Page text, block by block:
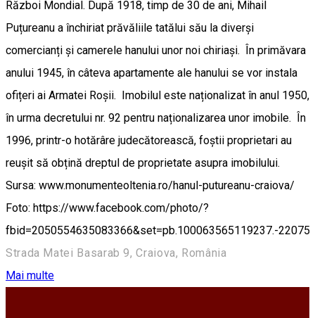
Război Mondial. După 1918, timp de 30 de ani, Mihail
Puțureanu a închiriat prăvăliile tatălui său la diverși
comercianți și camerele hanului unor noi chiriași. În primăvara
anului 1945, în câteva apartamente ale hanului se vor instala
ofițeri ai Armatei Roșii. Imobilul este naționalizat în anul 1950,
în urma decretului nr. 92 pentru naționalizarea unor imobile. În
1996, printr-o hotărâre judecătorească, foștii proprietari au
reușit să obțină dreptul de proprietate asupra imobilului.
Sursa: www.monumenteoltenia.ro/hanul-putureanu-craiova/
Foto: https://www.facebook.com/photo/?
fbid=2050554635083366&set=pb.100063565119237.-
Strada Matei Basarab 9, Craiova, România
Mai multe